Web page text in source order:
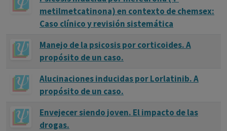
metilmetcatinona) en contexto de chemsex:
Caso clínico y revisión sistemática
Manejo de la psicosis por corticoides. A
propósito de un caso.
Alucinaciones inducidas por Lorlatinib. A
propósito de un caso.
Envejecer siendo joven. El impacto de las
drogas.